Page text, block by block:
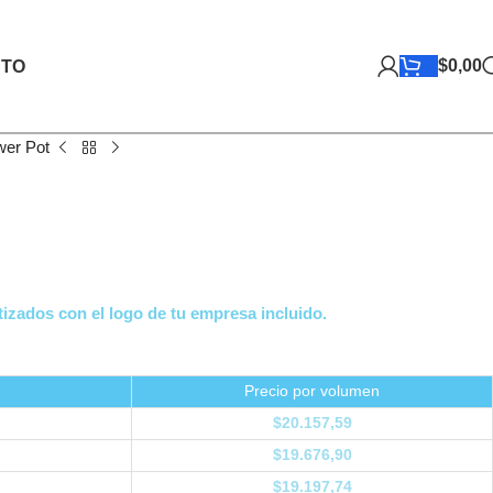
$0,00
Pot
con el logo de tu empresa incluido.
Precio por volumen
$20.157,59
$19.676,90
$19.197,74